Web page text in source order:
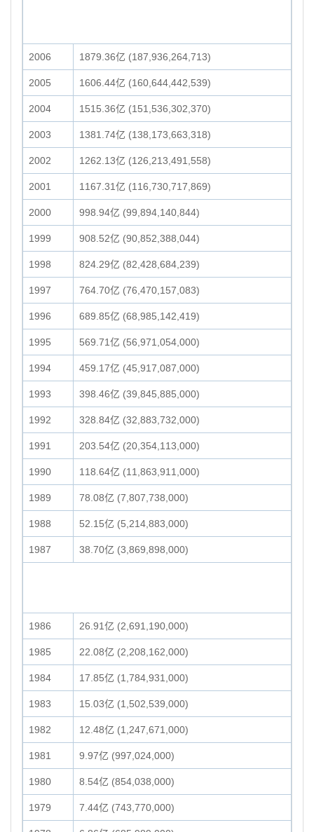
2006 1879.36亿 (187,936,264,713)
2005 1606.44亿 (160,644,442,539)
2004 1515.36亿 (151,536,302,370)
2003 1381.74亿 (138,173,663,318)
2002 1262.13亿 (126,213,491,558)
2001 1167.31亿 (116,730,717,869)
2000 998.94亿 (99,894,140,844)
1999 908.52亿 (90,852,388,044)
1998 824.29亿 (82,428,684,239)
1997 764.70亿 (76,470,157,083)
1996 689.85亿 (68,985,142,419)
1995 569.71亿 (56,971,054,000)
1994 459.17亿 (45,917,087,000)
1993 398.46亿 (39,845,885,000)
1992 328.84亿 (32,883,732,000)
1991 203.54亿 (20,354,113,000)
1990 118.64亿 (11,863,911,000)
1989 78.08亿 (7,807,738,000)
1988 52.15亿 (5,214,883,000)
1987 38.70亿 (3,869,898,000)
1986 26.91亿 (2,691,190,000)
1985 22.08亿 (2,208,162,000)
1984 17.85亿 (1,784,931,000)
1983 15.03亿 (1,502,539,000)
1982 12.48亿 (1,247,671,000)
1981 9.97亿 (997,024,000)
1980 8.54亿 (854,038,000)
1979 7.44亿 (743,770,000)